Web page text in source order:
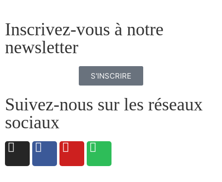
Inscrivez-vous à notre
newsletter
S'INSCRIRE
Suivez-nous sur les réseaux
sociaux